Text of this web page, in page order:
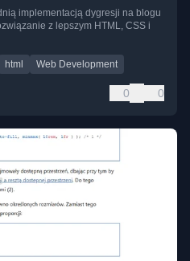
implementacją dygresji na blogu
z lepszym HTML, CSS i
html Web Development
0 0